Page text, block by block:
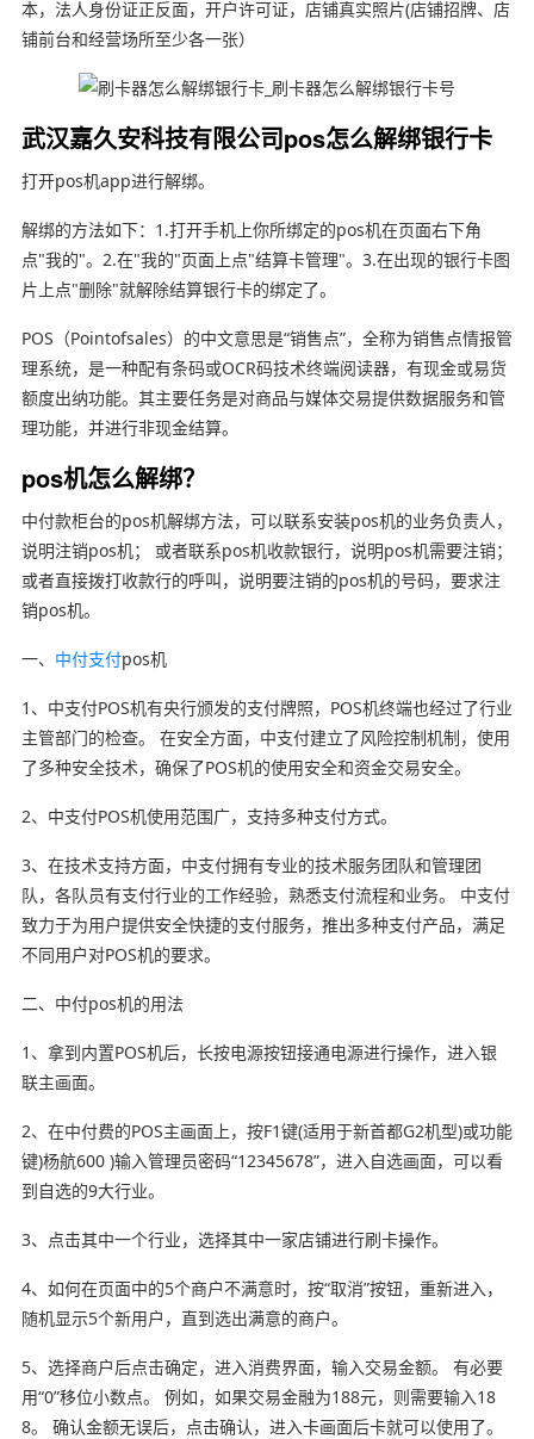
本，法人身份证正反面，开户许可证，店铺真实照片(店铺招牌、店
铺前台和经营场所至少各一张）
武汉嘉久安科技有限公司pos怎么解绑银行卡
打开pos机app进行解绑。
解绑的方法如下：1.打开手机上你所绑定的pos机在页面右下角
点"我的"。2.在"我的"页面上点"结算卡管理"。3.在出现的银行卡图
片上点"删除"就解除结算银行卡的绑定了。
POS（Pointofsales）的中文意思是“销售点”，全称为销售点情报管
理系统，是一种配有条码或OCR码技术终端阅读器，有现金或易货
额度出纳功能。其主要任务是对商品与媒体交易提供数据服务和管
理功能，并进行非现金结算。
pos机怎么解绑？
中付款柜台的pos机解绑方法，可以联系安装pos机的业务负责人，
说明注销pos机； 或者联系pos机收款银行，说明pos机需要注销；
或者直接拨打收款行的呼叫，说明要注销的pos机的号码，要求注
销pos机。
一、 中付支付pos机
1、中支付POS机有央行颁发的支付牌照，POS机终端也经过了行业
主管部门的检查。 在安全方面，中支付建立了风险控制机制，使用
了多种安全技术，确保了POS机的使用安全和资金交易安全。
2、中支付POS机使用范围广，支持多种支付方式。
3、在技术支持方面，中支付拥有专业的技术服务团队和管理团
队，各队员有支付行业的工作经验，熟悉支付流程和业务。 中支付
致力于为用户提供安全快捷的支付服务，推出多种支付产品，满足
不同用户对POS机的要求。
二、中付pos机的用法
1、拿到内置POS机后，长按电源按钮接通电源进行操作，进入银
联主画面。
2、在中付费的POS主画面上，按F1键(适用于新首都G2机型)或功能
键)杨航600 )输入管理员密码“12345678”，进入自选画面，可以看
到自选的9大行业。
3、点击其中一个行业，选择其中一家店铺进行刷卡操作。
4、如何在页面中的5个商户不满意时，按“取消”按钮，重新进入，
随机显示5个新用户，直到选出满意的商户。
5、选择商户后点击确定，进入消费界面，输入交易金额。 有必要
用“0”移位小数点。 例如，如果交易金融为188元，则需要输入18
8。 确认金额无误后，点击确认，进入卡画面后卡就可以使用了。